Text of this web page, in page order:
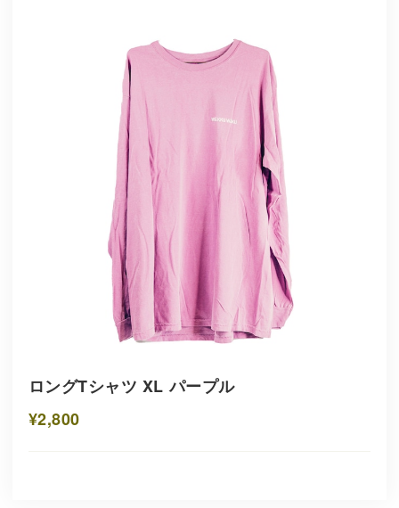
ロングTシャツ XL パープル
¥2,800